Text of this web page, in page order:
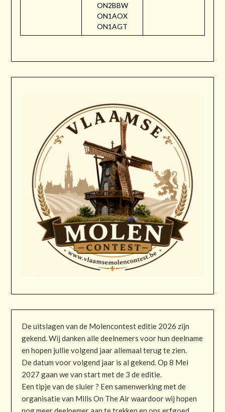
ON2BBW
ON1AOX
ON1AGT
De uitslagen van de Molencontest editie 2026 zijn
gekend. Wij danken alle deelnemers voor hun deelname
en hopen jullie volgend jaar allemaal terug te zien.
De datum voor volgend jaar is al gekend. Op 8 Mei
2027 gaan we van start met de 3 de editie.
Een tipje van de sluier ? Een samenwerking met de
organisatie van Mills On The Air waardoor wij hopen